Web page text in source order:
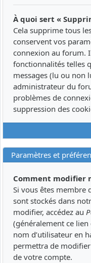
À quoi sert «
Cela supprime tous
conservent vos
connexion au forum.
fonctionnalités telles
messages (lu ou non
administrateur du
problèmes de
suppression des
Paramètres et
Comment modifier
Si vous êtes membre
sont stockés dans
modifier, accédez au
(généralement ce
nom d’utilisateur en
permettra de
de votre compte.